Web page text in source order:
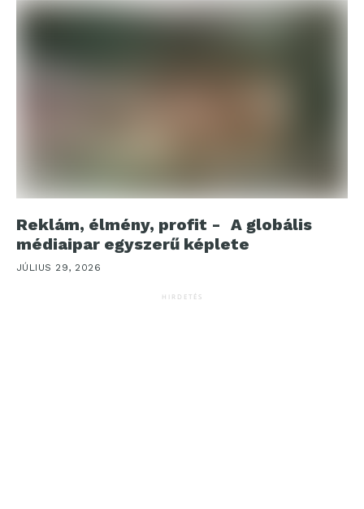
Reklám, élmény, profit - A globális
médiaipar egyszerű képlete
JÚLIUS 29, 2026
HIRDETÉS